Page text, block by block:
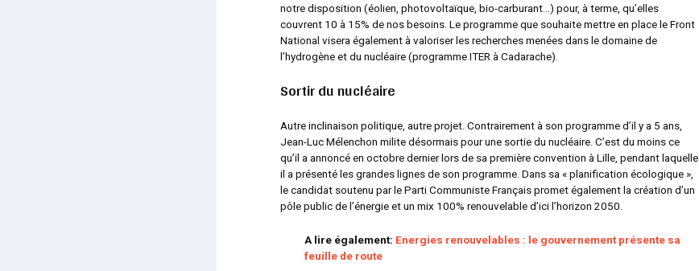
notre disposition (éolien, photovoltaïque, bio-carburant…) pour, à terme, qu’elles
couvrent 10 à 15% de nos besoins. Le programme que souhaite mettre en place le Front
National visera également à valoriser les recherches menées dans le domaine de
l’hydrogène et du nucléaire (programme ITER à Cadarache).
Sortir du nucléaire
Autre inclinaison politique, autre projet. Contrairement à son programme d’il y a 5 ans,
Jean-Luc Mélenchon milite désormais pour une sortie du nucléaire. C’est du moins ce
qu’il a annoncé en octobre dernier lors de sa première convention à Lille, pendant laquelle
il a présenté les grandes lignes de son programme. Dans sa « planification écologique »
le candidat soutenu par le Parti Communiste Français promet également la création d’un
pôle public de l’énergie et un mix 100% renouvelable d’ici l’horizon 2050.
A lire également: Energies renouvelables : le gouvernement présente sa
feuille de route